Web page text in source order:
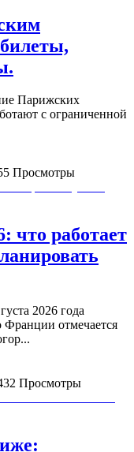
Парижских
с ограниченной
Просмотры
что работает
2026 года
Франции отмечается
...
Просмотры